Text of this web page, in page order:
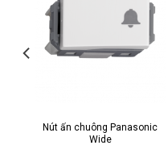
Nút ấn chuông Panasonic
Wide